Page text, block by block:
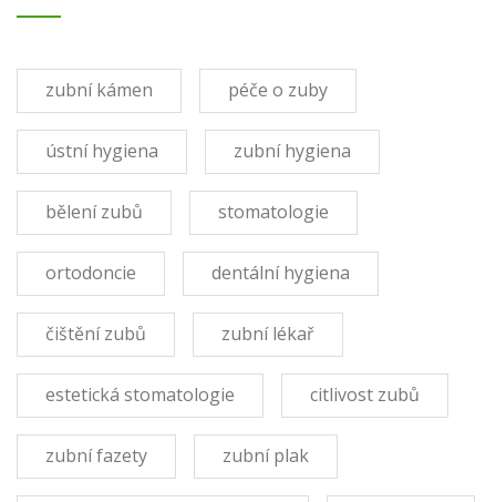
zubní kámen péče o zuby
ústní hygiena zubní hygiena
bělení zubů stomatologie
ortodoncie dentální hygiena
čištění zubů zubní lékař
estetická stomatologie citlivost zubů
zubní fazety zubní plak